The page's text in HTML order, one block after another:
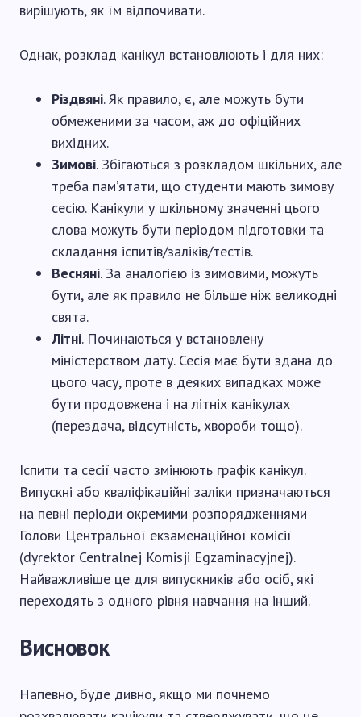
вирішують, як їм відпочивати.
Однак, розклад канікул встановлюють і для них:
Різдвяні. Як правило, є, але можуть бути
обмеженими за часом, аж до офіційних
вихідних.
Зимові. Збігаються з розкладом шкільних, але
треба пам’ятати, що студенти мають зимову
сесію. Канікули у шкільному значенні цього
слова можуть бути періодом підготовки та
складання іспитів/заліків/тестів.
Весняні. За аналогією із зимовими, можуть
бути, але як правило не більше ніж великодні
свята.
Літні. Починаються у встановлену
міністерством дату. Сесія має бути здана до
цього часу, проте в деяких випадках може
бути продовжена і на літніх канікулах
(перездача, відсутність, хвороби тощо).
Іспити та сесії часто змінюють графік канікул.
Випускні або кваліфікаційні заліки призначаються
на певні періоди окремими розпорядженнями
Голови Центральної екзаменаційної комісії
(dyrektor Centralnej Komisji Egzaminacyjnej).
Найважливіше це для випускників або осіб, які
переходять з одного рівня навчання на інший.
Висновок
Напевно, буде дивно, якщо ми почнемо